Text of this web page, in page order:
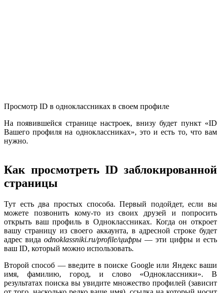
Просмотр ID в одноклассниках в своем профиле
На появившейся странице настроек, внизу будет пункт «ID
Вашего профиля на одноклассниках», это и есть то, что вам
нужно.
Как просмотреть ID заблокированной
страницы
Тут есть два простых способа. Первый подойдет, если вы
можете позвонить кому-то из своих друзей и попросить
открыть ваш профиль в Одноклассниках. Когда он откроет
вашу страницу из своего аккаунта, в адресной строке будет
адрес вида odnoklassniki.ru/profile/цифры — эти цифры и есть
ваш ID, который можно использовать.
Второй способ — введите в поиске Google или Яндекс ваши
имя, фамилию, город, и слово «Одноклассники». В
результатах поиска вы увидите множество профилей (зависит